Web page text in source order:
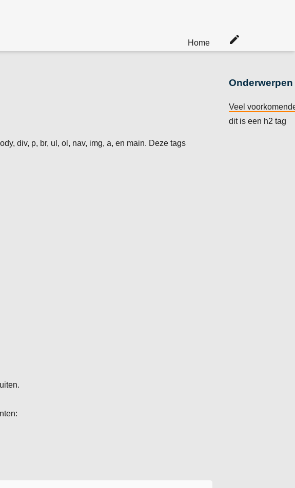
Home edit
div, p, br, ul, ol, nav, img, a, en main. Deze tags
Onderwerpen
Veel
dit is een h2 tag